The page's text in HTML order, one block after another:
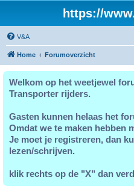
https://
V&A
Home Forumoverzicht
Welkom op het weetjewel
Transporter rijders.
Gasten kunnen helaas het
Omdat we te maken hebben
Je moet je registreren, dan
lezen/schrijven.
klik rechts op de "X" dan